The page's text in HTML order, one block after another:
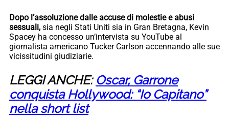
Dopo l’assoluzione dalle accuse di molestie e abusi
sessuali, sia negli Stati Uniti sia in Gran Bretagna, Kevin
Spacey ha concesso un’intervista su YouTube al
giornalista americano Tucker Carlson accennando alle sue
vicissitudini giudiziarie.
LEGGI ANCHE: Oscar, Garrone
conquista Hollywood: “Io Capitano”
nella short list